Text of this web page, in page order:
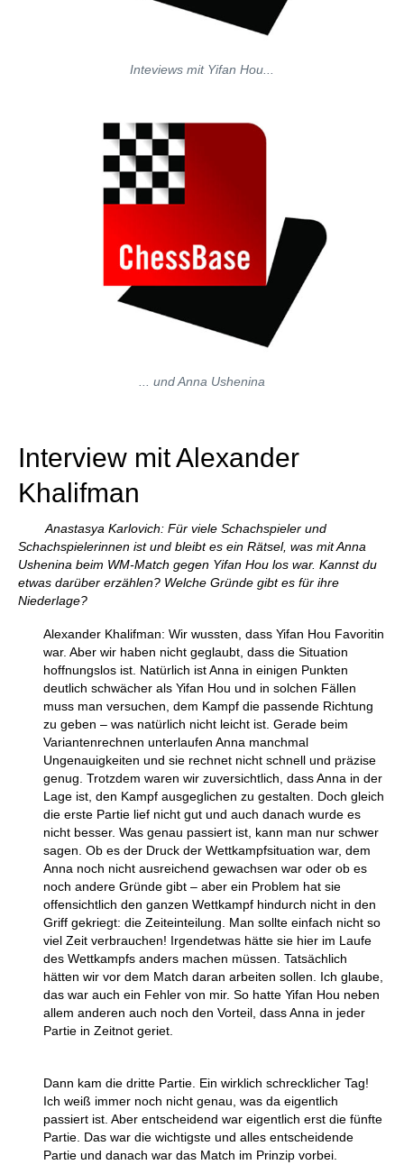
Inteviews mit Yifan Hou...
... und Anna Ushenina
Interview mit Alexander
Khalifman
Anastasya Karlovich: Für viele Schachspieler und
Schachspielerinnen ist und bleibt es ein Rätsel, was mit Anna
Ushenina beim WM-Match gegen Yifan Hou los war. Kannst du
etwas darüber erzählen? Welche Gründe gibt es für ihre
Niederlage?
Alexander Khalifman: Wir wussten, dass Yifan Hou Favoritin
war. Aber wir haben nicht geglaubt, dass die Situation
hoffnungslos ist. Natürlich ist Anna in einigen Punkten
deutlich schwächer als Yifan Hou und in solchen Fällen
muss man versuchen, dem Kampf die passende Richtung
zu geben – was natürlich nicht leicht ist. Gerade beim
Variantenrechnen unterlaufen Anna manchmal
Ungenauigkeiten und sie rechnet nicht schnell und präzise
genug. Trotzdem waren wir zuversichtlich, dass Anna in der
Lage ist, den Kampf ausgeglichen zu gestalten. Doch gleich
die erste Partie lief nicht gut und auch danach wurde es
nicht besser. Was genau passiert ist, kann man nur schwer
sagen. Ob es der Druck der Wettkampfsituation war, dem
Anna noch nicht ausreichend gewachsen war oder ob es
noch andere Gründe gibt – aber ein Problem hat sie
offensichtlich den ganzen Wettkampf hindurch nicht in den
Griff gekriegt: die Zeiteinteilung. Man sollte einfach nicht so
viel Zeit verbrauchen! Irgendetwas hätte sie hier im Laufe
des Wettkampfs anders machen müssen. Tatsächlich
hätten wir vor dem Match daran arbeiten sollen. Ich glaube,
das war auch ein Fehler von mir. So hatte Yifan Hou neben
allem anderen auch noch den Vorteil, dass Anna in jeder
Partie in Zeitnot geriet.
Dann kam die dritte Partie. Ein wirklich schrecklicher Tag!
Ich weiß immer noch nicht genau, was da eigentlich
passiert ist. Aber entscheidend war eigentlich erst die fünfte
Partie. Das war die wichtigste und alles entscheidende
Partie und danach war das Match im Prinzip vorbei.